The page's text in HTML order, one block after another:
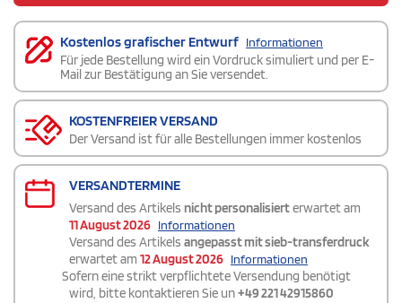
Kostenlos grafischer Entwurf Informationen
Für jede Bestellung wird ein Vordruck simuliert und per E-
Mail zur Bestätigung an Sie versendet.
KOSTENFREIER VERSAND
Der Versand ist für alle Bestellungen immer kostenlos
VERSANDTERMINE
Versand des Artikels nicht personalisierterwartet am
11 August 2026 Informationen
Versand des Artikels angepasst mit sieb-transferdruck
erwartet am 12 August 2026 Informationen
Sofern eine strikt verpflichtete Versendung benötigt
wird, bitte kontaktieren Sie un+49 221 42915860